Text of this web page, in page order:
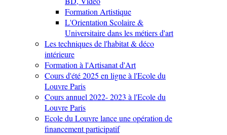
Formation Artistique
L'Orientation Scolaire &
Universitaire dans les métiers d'art
Les techniques de l'habitat & déco
intérieure
Formation à l'Artisanat d'Art
Cours d'été 2025 en ligne à l'Ecole du
Louvre Paris
Cours annuel 2022- 2023 à l'Ecole du
Louvre Paris
Ecole du Louvre lance une opération de
financement participatif